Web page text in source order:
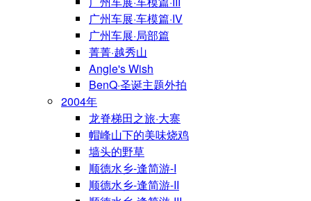
广州车展·车模篇·IV
广州车展·局部篇
菁菁·越秀山
Angle's Wish
BenQ·圣诞主题外拍
2004年
龙脊梯田之旅·大寨
帽峰山下的美味烧鸡
墙头的野草
顺德水乡-逢简游-I
顺德水乡-逢简游-II